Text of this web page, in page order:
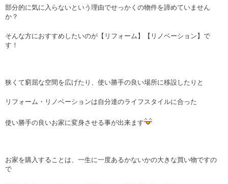
部分的に気に入らないという理由でせっかくの物件を諦めていません
か？
そんな方におすすめしたいのが【リフォーム】【リノベーション】で
す！
狭くて窮屈な空間を広げたり、使い勝手の良い場所に移設したりと
リフォーム・リノベーションは自分達のライフスタイルに合った
使い勝手の良いお家に変身させる事が出来ます
お家を購入することは、一生に一度あるかないかの大きな買い物ですの
で